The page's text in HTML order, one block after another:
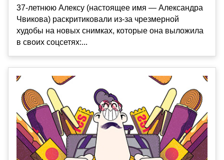
37-летнюю Алексу (настоящее имя — Александра
Чвикова) раскритиковали из-за чрезмерной
худобы на новых снимках, которые она выложила
в своих соцсетях:...